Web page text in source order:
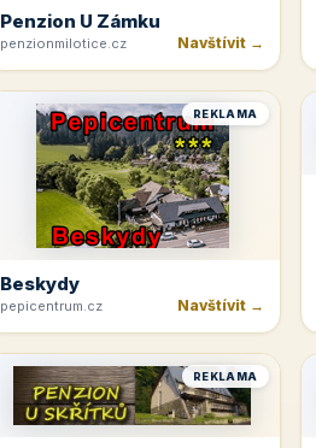
Penzion U Zámku
penzionmilotice.cz Navštívit →
REKLAMA
Beskydy
pepicentrum.cz Navštívit →
REKLAMA